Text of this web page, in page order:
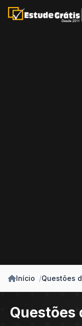
Início Questões
Questões